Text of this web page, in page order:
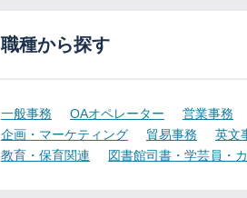
職種から探す
一般事務 OAオペレーター 営業事務
企画・マーケティング
貿易事務 英文
教育・保育関連
図書館司書・学芸員・